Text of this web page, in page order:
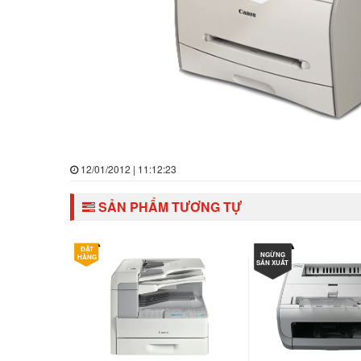
12/01/2012 | 11:12:23
SẢN PHẨM TƯƠNG TỰ
ĐẶT
HÀNG
NGỪNG
SẢN XUẤT